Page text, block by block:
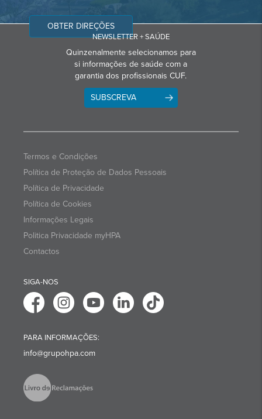
OBTER DIREÇÕES
NEWSLETTER + SAÚDE
Quinzenalmente selecionamos para
si informações de saúde com a
garantia dos profissionais CUF.
SUBSCREVA
Termos e Condições
Política de Proteção de Dados Pessoais
Política de Privacidade
Política de Cookies
Informações Legais
Politica Privacidade myHPA
Contactos
SIGA-NOS
PARA INFORMAÇÕES:
info@grupohpa.com